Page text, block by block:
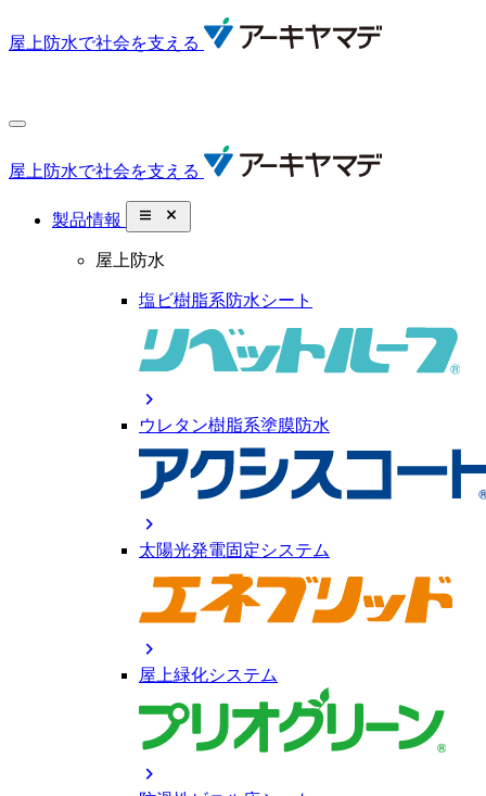
屋上防水で社会を支える
屋上防水で社会を支える
製品情報 close_small
屋上防水
塩ビ樹脂系防水シート
chevron_right
ウレタン樹脂系塗膜防水
chevron_right
太陽光発電固定システム
chevron_right
屋上緑化システム
chevron_right